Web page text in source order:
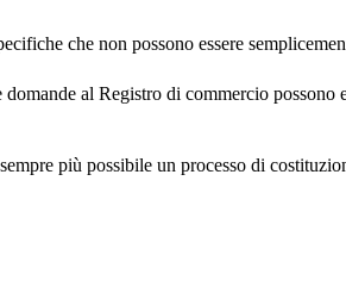
che non possono essere
al Registro di commercio possono
più possibile un processo di